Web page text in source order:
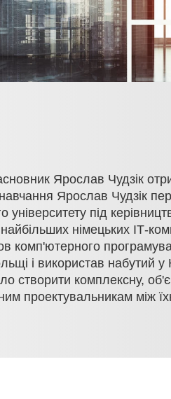
Ярослав Чудзік
Ярослав Чудзік
університету під
німецьких ІТ-
комп'ютерного
і використав набутий у
створити комплексну,
проектувальникам між